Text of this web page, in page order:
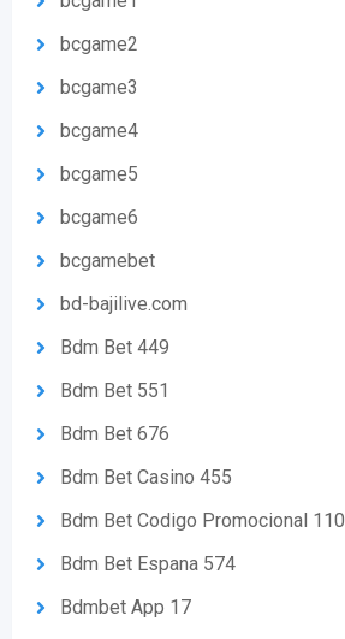
bcgame2
bcgame3
bcgame4
bcgame5
bcgame6
bcgamebet
bd-bajilive.com
Bdm Bet 449
Bdm Bet 551
Bdm Bet 676
Bdm Bet Casino 455
Bdm Bet Codigo Promocional 110
Bdm Bet Espana 574
Bdmbet App 17